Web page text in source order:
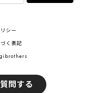
うございました。 プ
買いたいと思います。
シー
く表記
問する